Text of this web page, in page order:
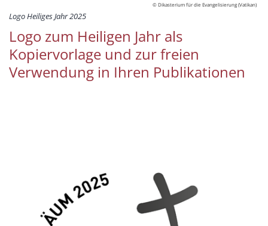
© Dikasterium für die Evangelisierung (Vatikan)
Logo Heiliges Jahr 2025
Logo zum Heiligen Jahr als
Kopiervorlage und zur freien
Verwendung in Ihren Publikationen